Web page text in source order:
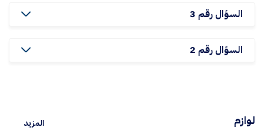
السؤال رقم 3
السؤال رقم 2
لوازم المزيد